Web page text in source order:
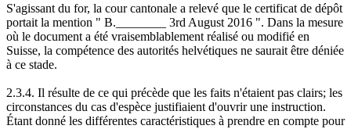
S'agissant du for, la cour cantonale a relevé que le certificat de dépôt
portait la mention " B.________ 3rd August 2016 ". Dans la mesure
où le document a été vraisemblablement réalisé ou modifié en
Suisse, la compétence des autorités helvétiques ne saurait être déniée
à ce stade.
2.3.4. Il résulte de ce qui précède que les faits n'étaient pas clairs; les
circonstances du cas d'espèce justifiaient d'ouvrir une instruction.
Étant donné les différentes caractéristiques à prendre en compte pour